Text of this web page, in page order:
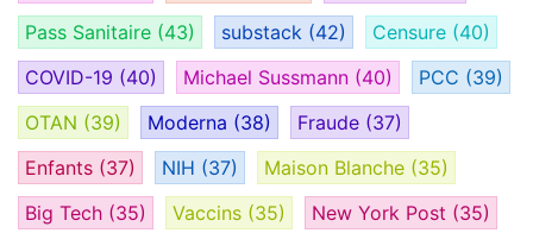
Pass Sanitaire (43) substack (42) Censure (40)
COVID-19 (40) Michael Sussmann (40) PCC (39)
OTAN (39) Moderna (38) Fraude (37)
Enfants (37) NIH (37) Maison Blanche (35)
Big Tech (35) Vaccins (35) New York Post (35)